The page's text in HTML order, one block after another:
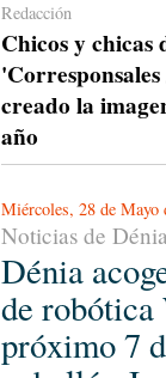
Redacción
Chicos y chicas
creado la
año
Miércoles, 28 de Mayo
Noticias de Dénia
Dénia
de
próximo 7